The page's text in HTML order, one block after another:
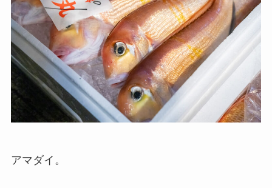
アマダイ。